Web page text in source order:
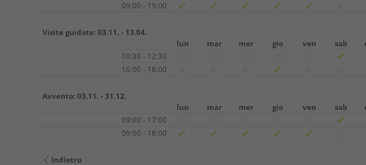
09:00 - 19:00
Visite guidate: 03.11. - 13.04.
lun
mar mer gio ven sab
10:30 - 12:30
16:00 - 18:00
Avvento: 03.11. - 31.12.
lun
mar mer gio ven sab
09:00 - 17:00
09:00 - 18:00
Indietro